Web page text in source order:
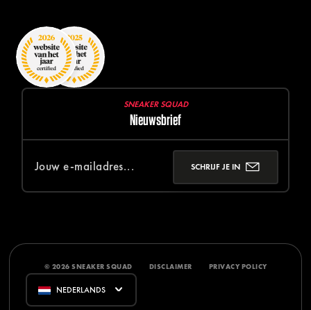
SNEAKER SQUAD
Nieuwsbrief
SCHRIJF JE IN
© 2026 SNEAKER SQUAD DISCLAIMER PRIVACY POLICY
NEDERLANDS